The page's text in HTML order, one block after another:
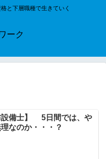
と下層職種で生きていく
ーク
】 5日間では、や
なのか・・・？